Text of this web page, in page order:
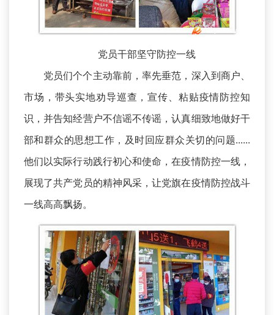
党员干部坚守防控一线
党员们个个主动靠前，率先垂范，深入到商户、
市场，带头实地劝导巡查，宣传、粘贴疫情防控知
识，并告知经营户不信谣不传谣，认真细致地做好干
部和群众的思想工作，及时回应群众关切的问题......
他们以实际行动践行初心和使命，在疫情防控一线，
展现了共产党员的精神风采，让党旗在疫情防控战斗
一线高高飘扬。